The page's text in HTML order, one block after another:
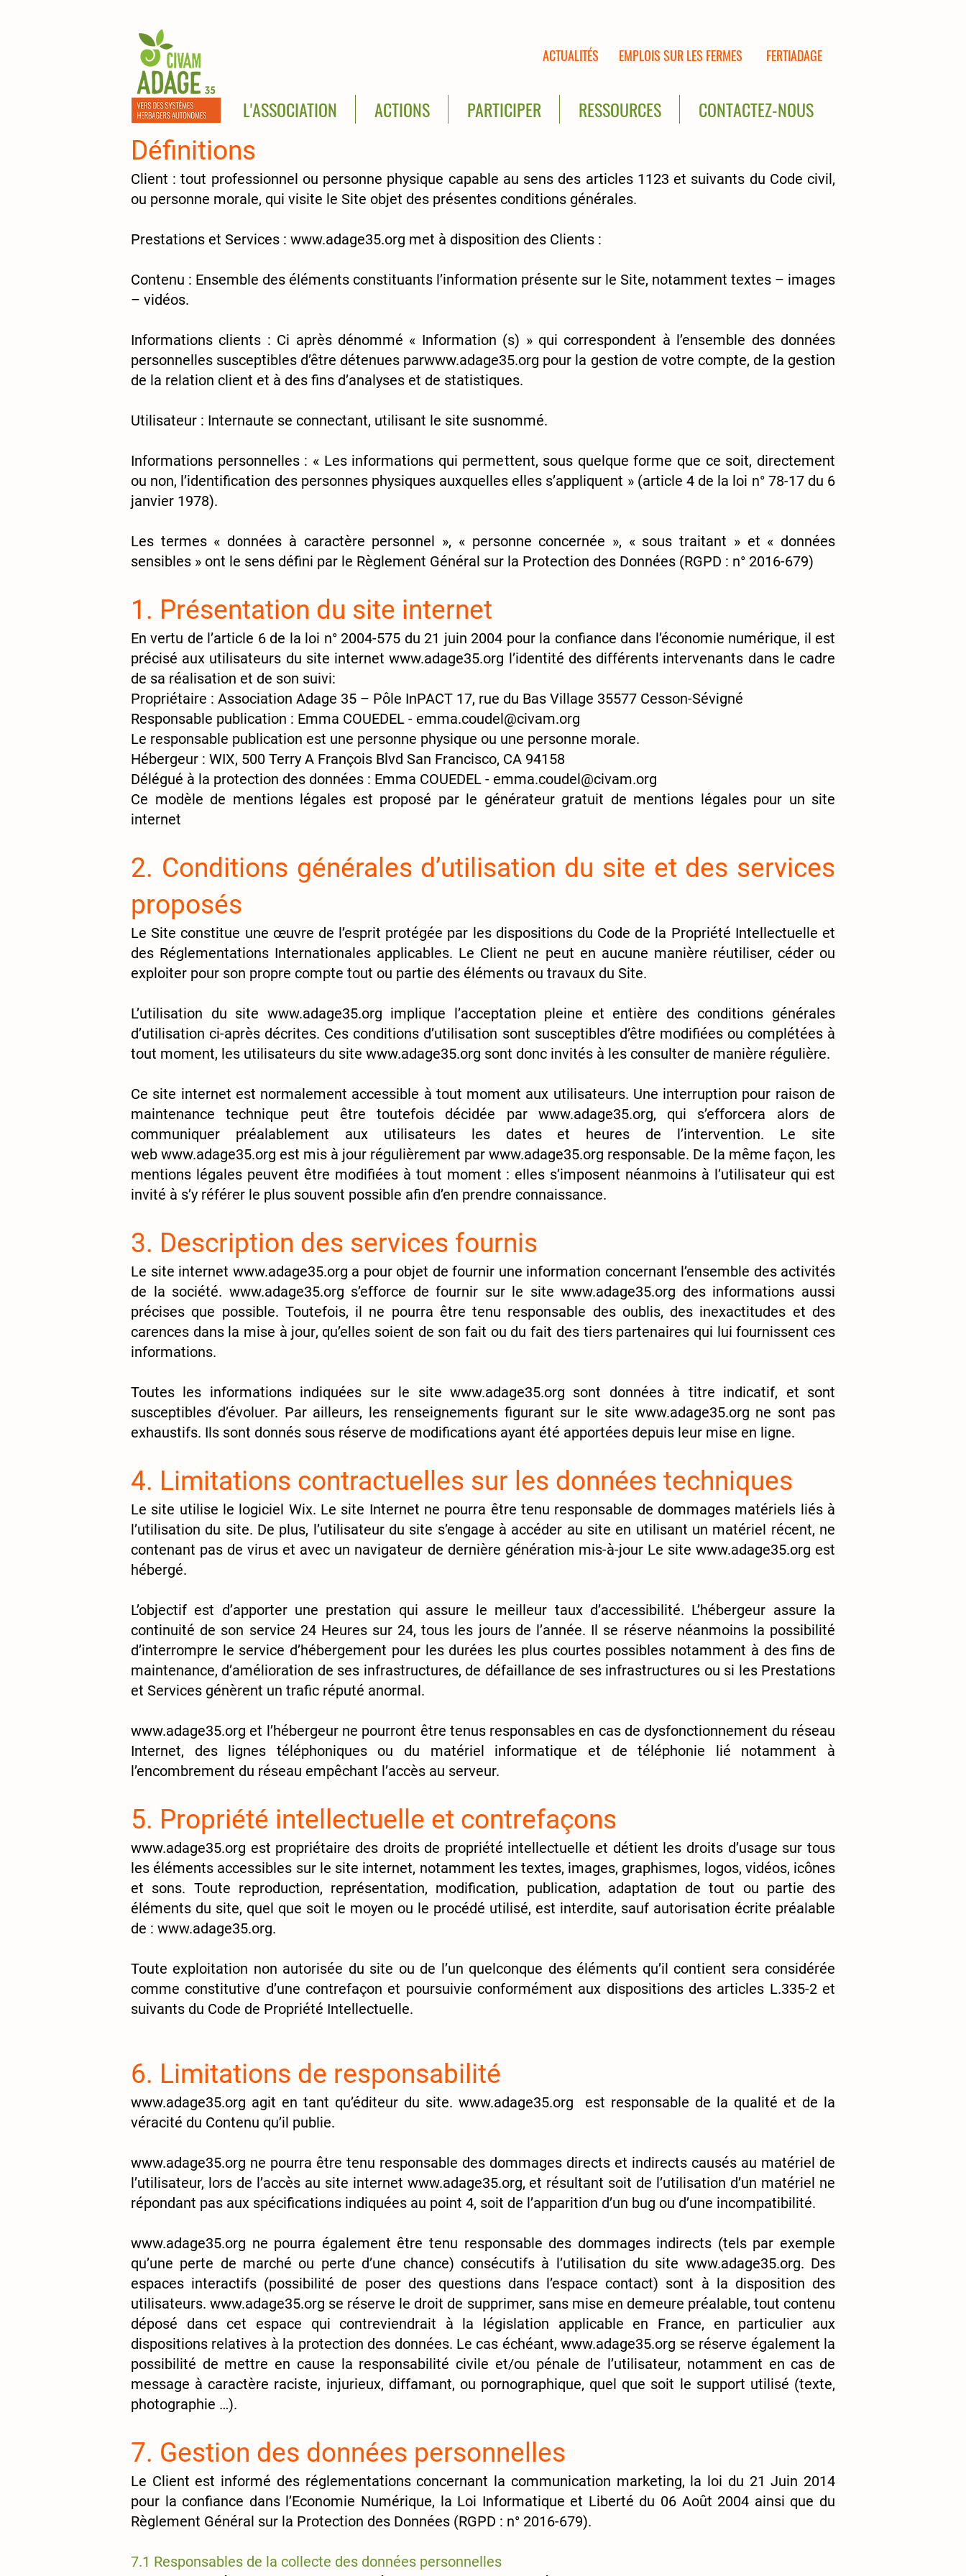
ACTUALITÉS EMPLOIS SUR LES FERMES FERTIADAGE
L'ASSOCIATION ACTIONS PARTICIPER RESSOURCES CONTACTEZ-NOUS
Définitions
Client : tout professionnel ou personne physique capable au sens des articles 1123 et suivants du Code civil,
ou personne morale, qui visite le Site objet des présentes conditions générales.
Prestations et Services : www.adage35.org met à disposition des Clients :
Contenu : Ensemble des éléments constituants l’information présente sur le Site, notamment textes – images
– vidéos.
Informations clients : Ci après dénommé « Information (s) » qui correspondent à l’ensemble des données
personnelles susceptibles d’être détenues parwww.adage35.org pour la gestion de votre compte, de la gestion
de la relation client et à des fins d’analyses et de statistiques.
Utilisateur : Internaute se connectant, utilisant le site susnommé.
Informations personnelles : « Les informations qui permettent, sous quelque forme que ce soit, directement
ou non, l’identification des personnes physiques auxquelles elles s’appliquent » (article 4 de la loi n° 78-17 du 6
janvier 1978).
Les termes « données à caractère personnel », « personne concernée », « sous traitant » et « données
sensibles » ont le sens défini par le Règlement Général sur la Protection des Données (RGPD : n° 2016-679)
1. Présentation du site internet
En vertu de l’article 6 de la loi n° 2004-575 du 21 juin 2004 pour la confiance dans l’économie numérique, il est
précisé aux utilisateurs du site internetwww.adage35.org l’identité des différents intervenants dans le cadre
de sa réalisation et de son suivi:
Propriétaire : Association Adage 35 – Pôle InPACT 17, rue du Bas Village 35577 Cesson-Sévigné
Responsable publication : Emma COUEDEL - emma.coudel@civam.org
Le responsable publication est une personne physique ou une personne morale.
Hébergeur : WIX, 500 Terry A François Blvd San Francisco, CA 94158
Délégué à la protection des données : Emma COUEDEL - emma.coudel@civam.org
Ce modèle de mentions légales est proposé par le générateur gratuit de mentions légales pour un site
internet
2. Conditions générales d’utilisation du site et des services
proposés
Le Site constitue une œuvre de l’esprit protégée par les dispositions du Code de la Propriété Intellectuelle et
des Réglementations Internationales applicables. Le Client ne peut en aucune manière réutiliser, céder ou
exploiter pour son propre compte tout ou partie des éléments ou travaux du Site.
L’utilisation du site www.adage35.org implique l’acceptation pleine et entière des conditions générales
d’utilisation ci-après décrites. Ces conditions d’utilisation sont susceptibles d’être modifiées ou complétées à
tout moment, les utilisateurs du site www.adage35.org sont donc invités à les consulter de manière régulière.
Ce site internet est normalement accessible à tout moment aux utilisateurs. Une interruption pour raison de
maintenance technique peut être toutefois décidée par www.adage35.org, qui s’efforcera alors de
communiquer préalablement aux utilisateurs les dates et heures de l’intervention. Le site
web www.adage35.org est mis à jour régulièrement par www.adage35.org responsable. De la même façon, les
mentions légales peuvent être modifiées à tout moment : elles s’imposent néanmoins à l’utilisateur qui est
invité à s’y référer le plus souvent possible afin d’en prendre connaissance.
3. Description des services fournis
Le site internet www.adage35.org a pour objet de fournir une information concernant l’ensemble des activités
de la société. www.adage35.org s’efforce de fournir sur le sitewww.adage35.org des informations aussi
précises que possible. Toutefois, il ne pourra être tenu responsable des oublis, des inexactitudes et des
carences dans la mise à jour, qu’elles soient de son fait ou du fait des tiers partenaires qui lui fournissent ces
informations.
Toutes les informations indiquées sur le site www.adage35.org sont données à titre indicatif, et sont
susceptibles d’évoluer. Par ailleurs, les renseignements figurant sur le site www.adage35.org ne sont pas
exhaustifs. Ils sont donnés sous réserve de modifications ayant été apportées depuis leur mise en ligne.
4. Limitations contractuelles sur les données techniques
Le site utilise le logiciel Wix. Le site Internet ne pourra être tenu responsable de dommages matériels liés à
l’utilisation du site. De plus, l’utilisateur du site s’engage à accéder au site en utilisant un matériel récent, ne
contenant pas de virus et avec un navigateur de dernière génération mis-à-jour Le site www.adage35.org est
hébergé.
L’objectif est d’apporter une prestation qui assure le meilleur taux d’accessibilité. L’hébergeur assure la
continuité de son service 24 Heures sur 24, tous les jours de l’année. Il se réserve néanmoins la possibilité
d’interrompre le service d’hébergement pour les durées les plus courtes possibles notamment à des fins de
maintenance, d’amélioration de ses infrastructures, de défaillance de ses infrastructures ou si les Prestations
et Services génèrent un trafic réputé anormal.
www.adage35.org et l’hébergeur ne pourront être tenus responsables en cas de dysfonctionnement du réseau
Internet, des lignes téléphoniques ou du matériel informatique et de téléphonie lié notamment à
l’encombrement du réseau empêchant l’accès au serveur.
5. Propriété intellectuelle et contrefaçons
www.adage35.org est propriétaire des droits de propriété intellectuelle et détient les droits d’usage sur tous
les éléments accessibles sur le site internet, notamment les textes, images, graphismes, logos, vidéos, icônes
et sons. Toute reproduction, représentation, modification, publication, adaptation de tout ou partie des
éléments du site, quel que soit le moyen ou le procédé utilisé, est interdite, sauf autorisation écrite préalable
de : www.adage35.org.
Toute exploitation non autorisée du site ou de l’un quelconque des éléments qu’il contient sera considérée
comme constitutive d’une contrefaçon et poursuivie conformément aux dispositions des articles L.335-2 et
suivants du Code de Propriété Intellectuelle.
6. Limitations de responsabilité
www.adage35.org agit en tant qu’éditeur du site. www.adage35.org est responsable de la qualité et de la
véracité du Contenu qu’il publie.
www.adage35.org ne pourra être tenu responsable des dommages directs et indirects causés au matériel de
l’utilisateur, lors de l’accès au site internet www.adage35.org, et résultant soit de l’utilisation d’un matériel ne
répondant pas aux spécifications indiquées au point 4, soit de l’apparition d’un bug ou d’une incompatibilité.
www.adage35.org ne pourra également être tenu responsable des dommages indirects (tels par exemple
qu’une perte de marché ou perte d’une chance) consécutifs à l’utilisation du site www.adage35.org. Des
espaces interactifs (possibilité de poser des questions dans l’espace contact) sont à la disposition des
utilisateurs.www.adage35.org se réserve le droit de supprimer, sans mise en demeure préalable, tout contenu
déposé dans cet espace qui contreviendrait à la législation applicable en France, en particulier aux
dispositions relatives à la protection des données. Le cas échéant,www.adage35.org se réserve également la
possibilité de mettre en cause la responsabilité civile et/ou pénale de l’utilisateur, notamment en cas de
message à caractère raciste, injurieux, diffamant, ou pornographique, quel que soit le support utilisé (texte,
photographie …).
7. Gestion des données personnelles
Le Client est informé des réglementations concernant la communication marketing, la loi du 21 Juin 2014
pour la confiance dans l’Economie Numérique, la Loi Informatique et Liberté du 06 Août 2004 ainsi que du
Règlement Général sur la Protection des Données (RGPD : n° 2016-679).
7.1 Responsables de la collecte des données personnelles